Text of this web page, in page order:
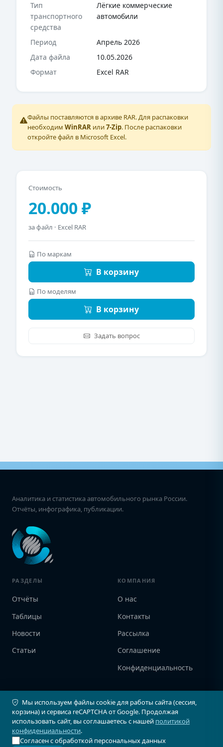
Тип
транспортного
средства
Лёгкие коммерческие
автомобили
Период
Апрель 2026
Дата файла
10.05.2026
Формат
Excel RAR
Файлы поставляются в архиве RAR. Для распаковки
необходим WinRAR или7-Zip. После распаковки
откройте файл в Microsoft Excel.
Стоимость
20.000 ₽
за файл · Excel RAR
По маркам
В корзину
По моделям
В корзину
Задать вопрос
Аналитика и статистика автомобильного рынка России.
Отчёты, инфографика, публикации.
РАЗДЕЛЫ
Отчёты
Таблицы
Новости
Статьи
КОМПАНИЯ
О нас
Контакты
Рассылка
Соглашение
Конфиденциальность
АвтоСпектр
Infovin
+7 (903) 735-9056
info@avtostat-info.ru
Мы используем файлы cookie для работы сайта (сессия,
корзина) и сервиса reCAPTCHA от Google. Продолжая
использовать сайт, вы соглашаетесь с нашей политикой
конфиденциальности.
Согласен с обработкой персональных данных